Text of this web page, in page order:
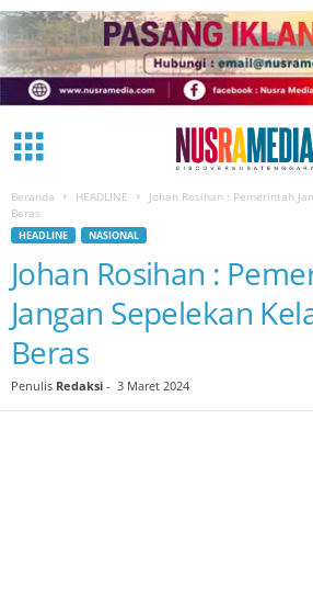
Beranda HEADLINE
Johan Rosihan : Pemerintah
Beras
HEADLINE NASIONAL
Johan Rosihan :
Jangan Sepelekan
Beras
Penulis Redaksi - 3 Maret 2024